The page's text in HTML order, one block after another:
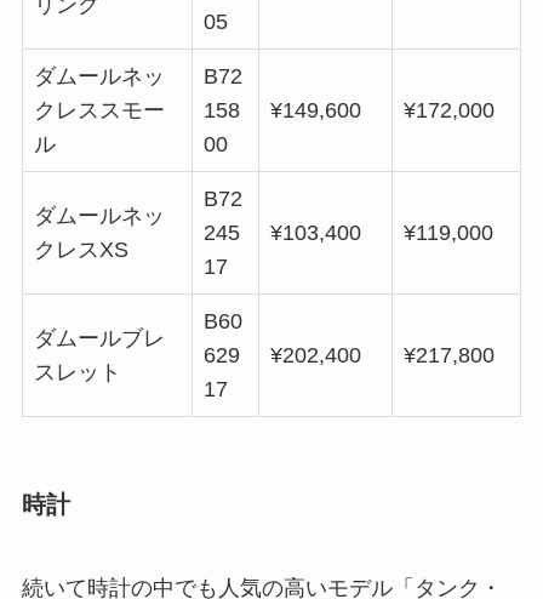
05
ダムールネッ
クレススモー
ル
B72
158
00
¥149,600 ¥172,000
ダムールネッ
クレスXS
B72
245
17
¥103,400 ¥119,000
ダムールブレ
スレット
B60
629
17
¥202,400 ¥217,800
時計
続いて時計の中でも人気の高いモデル「タンク・